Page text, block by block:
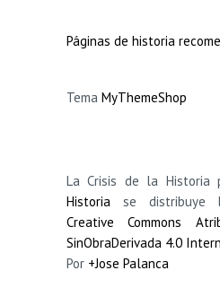
Páginas de historia
Tema MyThemeShop
La Crisis de la Historia
Historiase distribuye
Creative Commons
SinObraDerivada 4.0
Por +Jose Palanca